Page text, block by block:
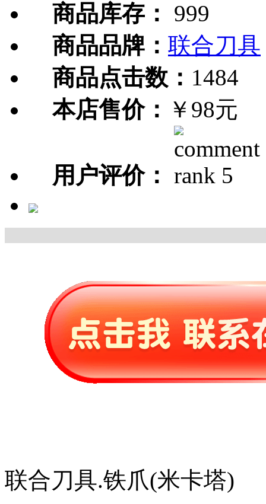
商品库存：
999
商品品牌： 联合刀具
商品点击数： 1484
本店售价： ￥98元
用户评价：
联合刀具.铁爪(米卡塔)